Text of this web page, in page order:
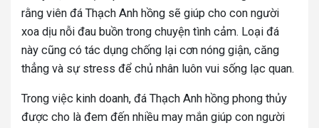
rằng viên đá Thạch Anh hồng sẽ giúp cho con người
xoa dịu nỗi đau buồn trong chuyện tình cảm. Loại đá
này cũng có tác dụng chống lại cơn nóng giận, căng
thẳng và sự stress để chủ nhân luôn vui sống lạc quan.
Trong việc kinh doanh, đá Thạch Anh hồng phong thủy
được cho là đem đến nhiều may mắn giúp con người